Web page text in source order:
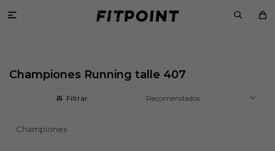

Championes Running talle 407
Recomendados
Championes